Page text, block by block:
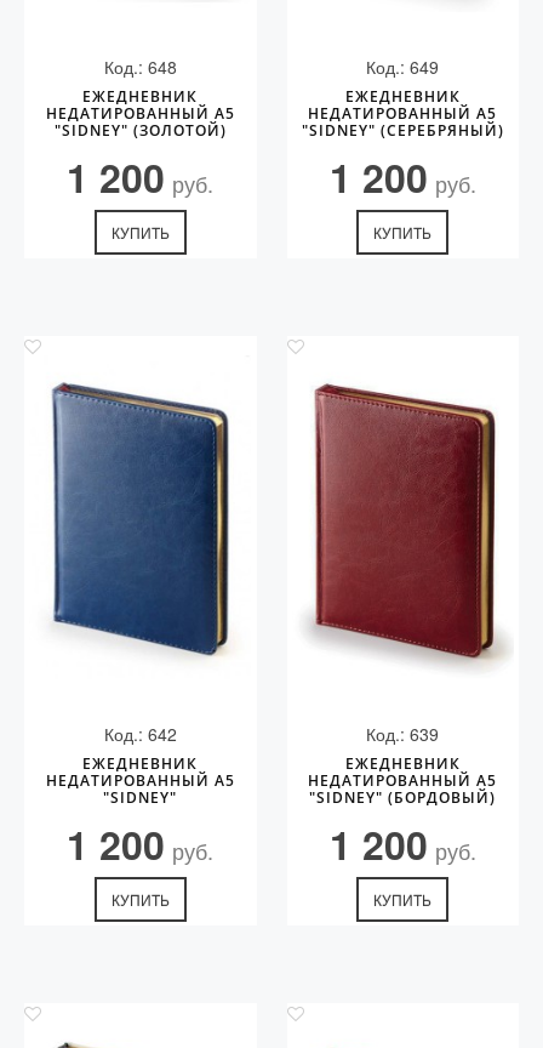
Код.: 648
ЕЖЕДНЕВНИК
НЕДАТИРОВАННЫЙ А5
"SIDNEY" (ЗОЛОТОЙ)
1 200 руб.
КУПИТЬ
Код.: 649
ЕЖЕДНЕВНИК
НЕДАТИРОВАННЫЙ А5
"SIDNEY" (СЕРЕБРЯНЫЙ)
1 200 руб.
КУПИТЬ
Код.: 642
ЕЖЕДНЕВНИК
НЕДАТИРОВАННЫЙ А5
"SIDNEY"
1 200 руб.
КУПИТЬ
Код.: 639
ЕЖЕДНЕВНИК
НЕДАТИРОВАННЫЙ А5
"SIDNEY" (БОРДОВЫЙ)
1 200 руб.
КУПИТЬ